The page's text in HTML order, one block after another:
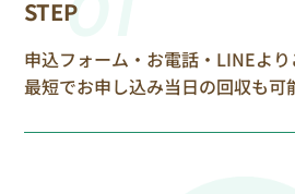
STEP
申込フォーム・お電話・LINEより
最短でお申し込み当日の回収も可